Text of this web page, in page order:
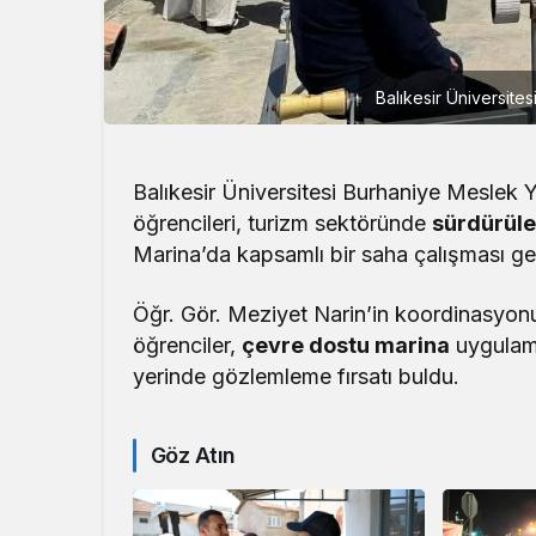
Balıkesir
Balıkesir Üniversitesi Burhaniye
öğrencileri, turizm sektöründe
Marina’da kapsamlı bir saha çalışması
Öğr. Gör. Meziyet Narin’in
öğrenciler, çevre dostu marina
yerinde gözlemleme fırsatı buldu.
Göz Atın